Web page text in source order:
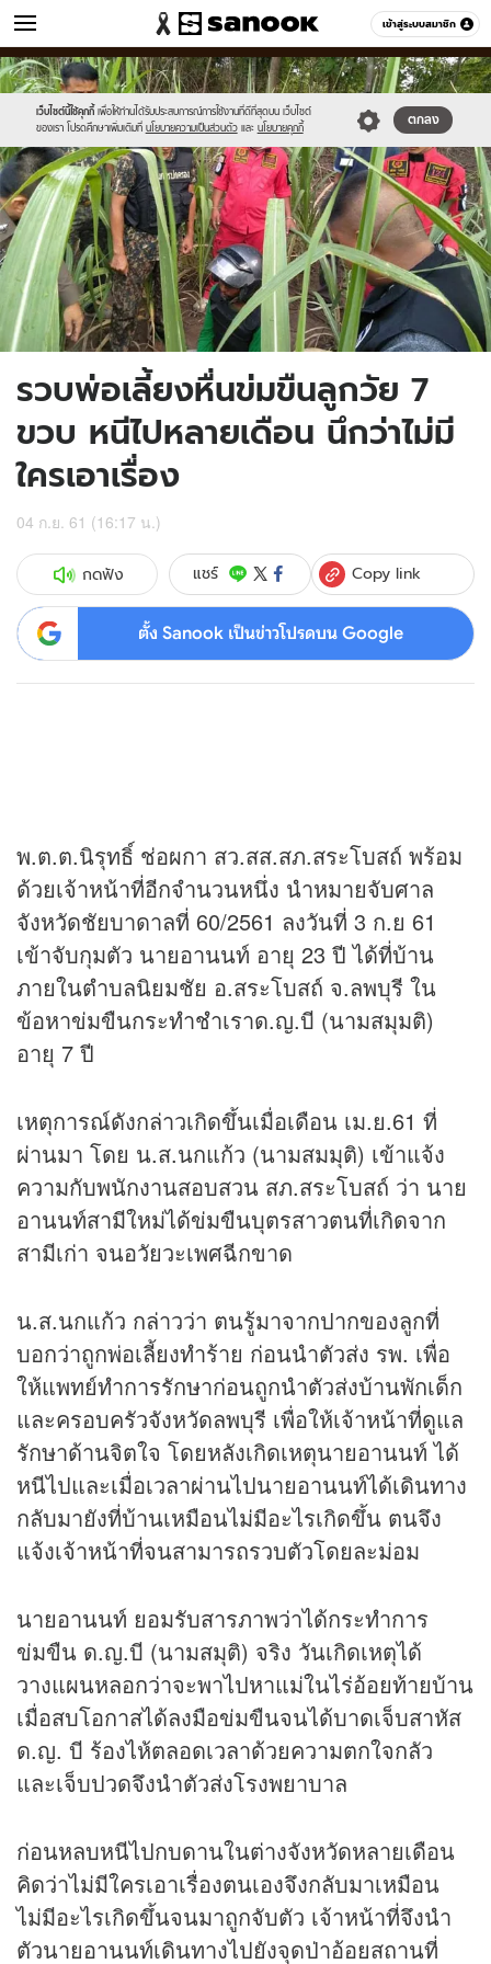
เข้าสู่ระบบสมาชิก
ข่าว หมวดอื่นๆ
เว็บไซต์นี้ใช้คุกกี้ เพื่อให้ท่านได้รับประสบการณ์การใช้งานที่ดีที่สุดบน เว็บไซต์
ของเรา โปรดศึกษาเพิ่มเติมที่ นโยบายความเป็นส่วนตัว และ นโยบายคุกกี้
ตกลง
Sanook
//s.isanook.com/sr/0/images/logo-
new-
sanook.png
600
60
//s.isanook.com/ns/0/ud/1499/7496570/3.jpg
รวบพ่อเลี้ยงหื่นข่มขืนลูกวัย 7
ขวบ หนีไปหลายเดือน นึกว่าไม่มี
ใครเอาเรื่อง
04 ก.ย. 61 (16:17 น.)
กดฟัง แชร์ Copy link
ตั้ง Sanook เป็นข่าวโปรดบน Google
พ.ต.ต.นิรุทธิ์ ช่อผกา สว.สส.สภ.สระโบสถ์ พร้อม
ด้วยเจ้าหน้าที่อีกจำนวนหนึ่ง นำหมายจับศาล
จังหวัดชัยบาดาลที่ 60/2561 ลงวันที่ 3 ก.ย 61
เข้าจับกุมตัว นายอานนท์ อายุ 23 ปี ได้ที่บ้าน
ภายในตำบลนิยมชัย อ.สระโบสถ์ จ.ลพบุรี ใน
ข้อหาข่มขืนกระทำชำเราด.ญ.บี (นามสมุมติ)
อายุ 7 ปี
เหตุการณ์ดังกล่าวเกิดขึ้นเมื่อเดือน เม.ย.61 ที่
ผ่านมา โดย น.ส.นกแก้ว (นามสมมุติ) เข้าแจ้ง
ความกับพนักงานสอบสวน สภ.สระโบสถ์ ว่า นาย
อานนท์สามีใหม่ได้ข่มขืนบุตรสาวตนที่เกิดจาก
สามีเก่า จนอวัยวะเพศฉีกขาด
น.ส.นกแก้ว กล่าวว่า ตนรู้มาจากปากของลูกที่
บอกว่าถูกพ่อเลี้ยงทำร้าย ก่อนนำตัวส่ง รพ. เพื่อ
ให้แพทย์ทำการรักษาก่อนถูกนำตัวส่งบ้านพักเด็ก
และครอบครัวจังหวัดลพบุรี เพื่อให้เจ้าหน้าที่ดูแล
รักษาด้านจิตใจ โดยหลังเกิดเหตุนายอานนท์ ได้
หนีไปและเมื่อเวลาผ่านไปนายอานนท์ได้เดินทาง
กลับมายังที่บ้านเหมือนไม่มีอะไรเกิดขึ้น ตนจึง
แจ้งเจ้าหน้าที่จนสามารถรวบตัวโดยละม่อม
นายอานนท์ ยอมรับสารภาพว่าได้กระทำการ
ข่มขืน ด.ญ.บี (นามสมุติ) จริง วันเกิดเหตุได้
วางแผนหลอกว่าจะพาไปหาแม่ในไร่อ้อยท้ายบ้าน
เมื่อสบโอกาสได้ลงมือข่มขืนจนได้บาดเจ็บสาหัส
ด.ญ. บี ร้องไห้ตลอดเวลาด้วยความตกใจกลัว
และเจ็บปวดจึงนำตัวส่งโรงพยาบาล
ก่อนหลบหนีไปกบดานในต่างจังหวัดหลายเดือน
คิดว่าไม่มีใครเอาเรื่องตนเองจึงกลับมาเหมือน
ไม่มีอะไรเกิดขึ้นจนมาถูกจับตัว เจ้าหน้าที่จึงนำ
ตัวนายอานนท์เดินทางไปยังจุดป่าอ้อยสถานที่